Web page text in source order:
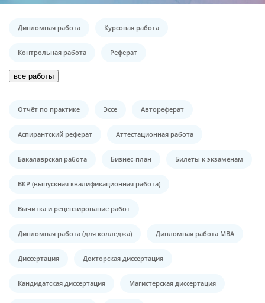
Дипломная работа Курсовая работа
Контрольная работа Реферат
все работы
Отчёт по практике Эссе Автореферат
Аспирантский реферат Аттестационная работа
Бакалаврская работа Бизнес-план Билеты к экзаменам
ВКР (выпускная квалификационная работа)
Вычитка и рецензирование работ
Дипломная работа (для колледжа) Дипломная работа МВА
Диссертация Докторская диссертация
Кандидатская диссертация Магистерская диссертация